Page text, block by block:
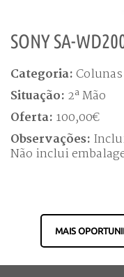
SONY SA-
Categoria:
Situação: 2ª Mão
Oferta: 100,00€
Observações:
Não inclui
MAIS